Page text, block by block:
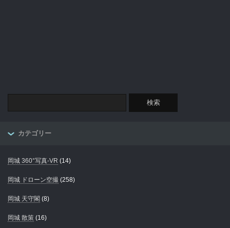
カテゴリー
岡城 360°写真-VR (14)
岡城 ドローン空撮 (258)
岡城 天守閣 (8)
岡城 散策 (16)